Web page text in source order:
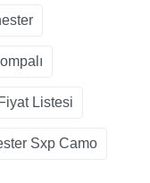
Listesi
Sxp Camo